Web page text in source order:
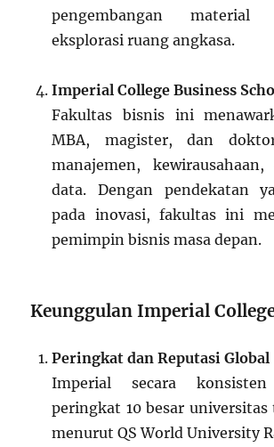
pengembangan
eksplorasi ruang angkasa.
Imperial College Business
Fakultas bisnis ini
MBA, magister, dan
manajemen,
data. Dengan pendekatan
pada inovasi, fakultas ini
pemimpin bisnis masa depan.
Keunggulan Imperial
Peringkat dan Reputasi Global
Imperial secara konsisten
peringkat 10 besar
menurut QS World University